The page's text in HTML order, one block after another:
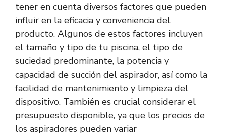
tener en cuenta diversos factores que pueden
influir en la eficacia y conveniencia del
producto. Algunos de estos factores incluyen
el tamaño y tipo de tu piscina, el tipo de
suciedad predominante, la potencia y
capacidad de succión del aspirador, así como la
facilidad de mantenimiento y limpieza del
dispositivo. También es crucial considerar el
presupuesto disponible, ya que los precios de
los aspiradores pueden variar